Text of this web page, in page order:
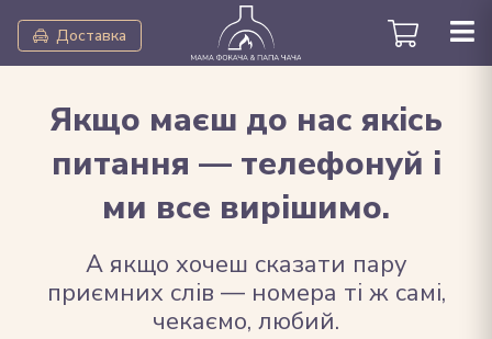
Доставка
Якщо маєш до нас якісь
питання — телефонуй і
ми все вирішимо.
А якщо хочеш сказати пару
приємних слів — номера ті ж самі,
чекаємо, любий.